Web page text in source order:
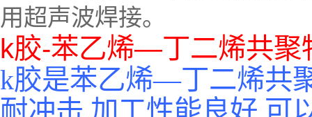
用超声波焊接。
k胶-苯乙烯—丁二烯共聚
k胶是苯乙烯—丁二烯共